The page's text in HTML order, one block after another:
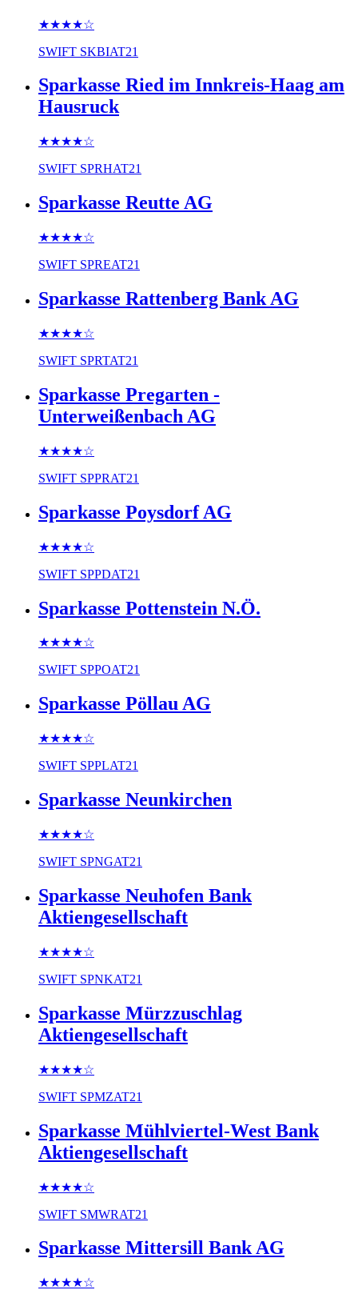
★★★★☆
SWIFT SKBIAT21
Sparkasse Ried im Innkreis-Haag am
Hausruck
★★★★☆
SWIFT SPRHAT21
Sparkasse Reutte AG
★★★★☆
SWIFT SPREAT21
Sparkasse Rattenberg Bank AG
★★★★☆
SWIFT SPRTAT21
Sparkasse Pregarten -
Unterweißenbach AG
★★★★☆
SWIFT SPPRAT21
Sparkasse Poysdorf AG
★★★★☆
SWIFT SPPDAT21
Sparkasse Pottenstein N.Ö.
★★★★☆
SWIFT SPPOAT21
Sparkasse Pöllau AG
★★★★☆
SWIFT SPPLAT21
Sparkasse Neunkirchen
★★★★☆
SWIFT SPNGAT21
Sparkasse Neuhofen Bank
Aktiengesellschaft
★★★★☆
SWIFT SPNKAT21
Sparkasse Mürzzuschlag
Aktiengesellschaft
★★★★☆
SWIFT SPMZAT21
Sparkasse Mühlviertel-West Bank
Aktiengesellschaft
★★★★☆
SWIFT SMWRAT21
Sparkasse Mittersill Bank AG
★★★★☆